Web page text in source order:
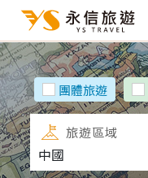
團體旅遊
旅遊區域